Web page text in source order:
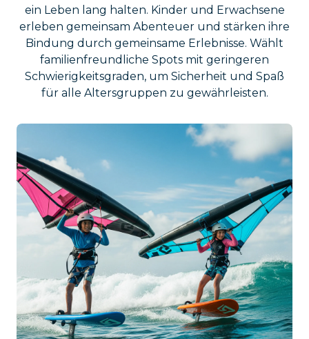
ein Leben lang halten. Kinder und Erwachsene
erleben gemeinsam Abenteuer und stärken ihre
Bindung durch gemeinsame Erlebnisse. Wählt
familienfreundliche Spots mit geringeren
Schwierigkeitsgraden, um Sicherheit und Spaß
für alle Altersgruppen zu gewährleisten.